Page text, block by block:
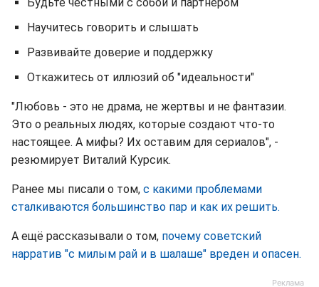
Научитесь говорить и слышать
Развивайте доверие и поддержку
Откажитесь от иллюзий об "идеальности"
"Любовь - это не драма, не жертвы и не фантазии.
Это о реальных людях, которые создают что-то
настоящее. А мифы? Их оставим для сериалов", -
резюмирует Виталий Курсик.
Ранее мы писали о том, с какими проблемами
сталкиваются большинство пар и как их решить.
А ещё рассказывали о том, почему советский
нарратив "с милым рай и в шалаше" вреден и опасен.